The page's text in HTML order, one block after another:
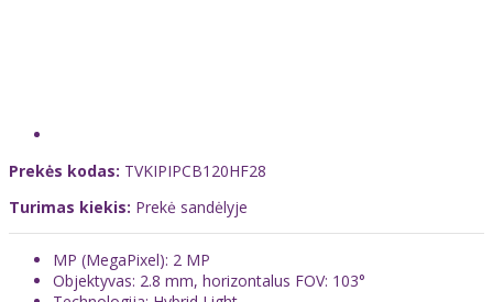
Prekės kodas: TVKIPIPCB120HF28
Turimas kiekis: Prekė sandėlyje
MP (MegaPixel): 2 MP
Objektyvas: 2.8 mm, horizontalus FOV: 103°